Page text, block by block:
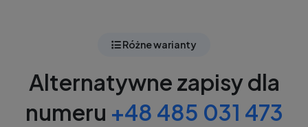
Różne warianty
Alternatywne zapisy dla
numeru +48 485 031 473